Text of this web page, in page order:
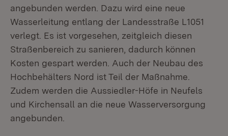
angebunden werden. Dazu wird eine neue
Wasserleitung entlang der Landesstraße L1051
verlegt. Es ist vorgesehen, zeitgleich diesen
Straßenbereich zu sanieren, dadurch können
Kosten gespart werden. Auch der Neubau des
Hochbehälters Nord ist Teil der Maßnahme.
Zudem werden die Aussiedler-Höfe in Neufels
und Kirchensall an die neue Wasserversorgung
angebunden.